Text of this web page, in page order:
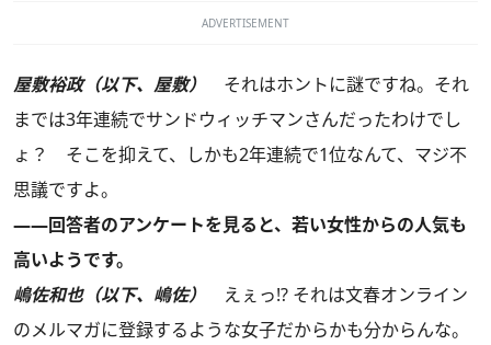
ADVERTISEMENT
屋敷裕政（以下、屋敷）
それはホントに謎ですね。それ
までは3年連続でサンドウィッチマンさんだったわけでし
ょ？ そこを抑えて、しかも2年連続で1位なんて、マジ不
思議ですよ。
――回答者のアンケートを見ると、若い女性からの人気も
高いようです。
嶋佐和也（以下、嶋佐）
えぇっ!? それは文春オンライン
のメルマガに登録するような女子だからかも分からんな。